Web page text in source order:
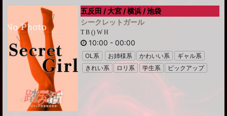
五反田 / 大宮 / 横浜 / 池袋
シークレットガール
T B () W H
10:00 -00:00
OL系 お姉様系 かわいい系
ギャル系
きれい系
ロリ系 学生系 ピックアップ